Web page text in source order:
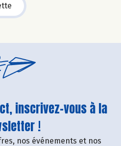
inscrivez-vous à la
!
nos événements et nos